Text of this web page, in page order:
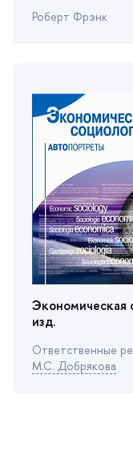
Роберт Фрэнк
Экономическая
изд.
Ответственные
М.С. Добрякова